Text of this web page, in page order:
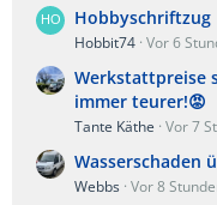
Hobbyschriftzug
Hobbit74 Vor 6
Werkstattpreise
immer teurer!😡
Tante Käthe Vor 7
Wasserschaden
Webbs Vor 8